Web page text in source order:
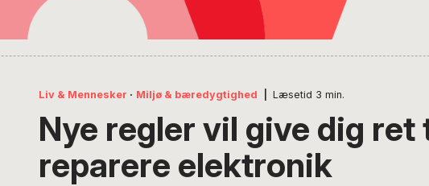
Liv & Mennesker · Miljø & bæredygtighed Læsetid 3 min.
Nye regler vil give dig ret
reparere elektronik